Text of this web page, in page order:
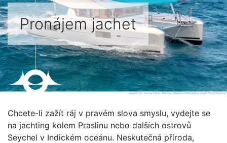
Pronájem jachet
Chcete-li zažít ráj v pravém slova smyslu, vydejte se
na jachting kolem Praslinu nebo dalších ostrovů
Seychel v Indickém oceánu. Neskutečná příroda,